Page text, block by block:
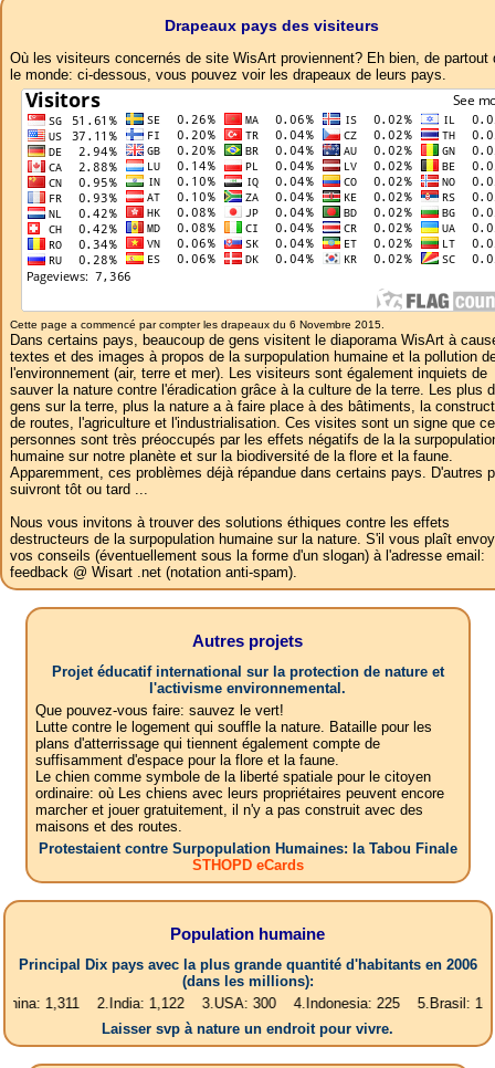
Drapeaux pays des visiteurs
Où les visiteurs concernés de site WisArt proviennent? Eh bien, de partout
le monde: ci-dessous, vous pouvez voir les drapeaux de leurs pays.
Cette page a commencé par compter les drapeaux du 6 Novembre 2015.
Dans certains pays, beaucoup de gens visitent le diaporama WisArt à
textes et des images à propos de la surpopulation humaine et la pollution
l'environnement (air, terre et mer). Les visiteurs sont également inquiets de
sauver la nature contre l'éradication grâce à la culture de la terre. Les plus
gens sur la terre, plus la nature a à faire place à des bâtiments, la
de routes, l'agriculture et l'industrialisation. Ces visites sont un signe que
personnes sont très préoccupés par les effets négatifs de la la
humaine sur notre planète et sur la biodiversité de la flore et la faune.
Apparemment, ces problèmes déjà répandue dans certains pays. D'autres
suivront tôt ou tard ...
Nous vous invitons à trouver des solutions éthiques contre les effets
destructeurs de la surpopulation humaine sur la nature. S'il vous plaît
vos conseils (éventuellement sous la forme d'un slogan) à l'adresse email:
feedback @ Wisart .net (notation anti-spam).
Autres projets
Projet éducatif international sur la protection de nature et
l'activisme environnemental.
Que pouvez-vous faire: sauvez le vert!
Lutte contre le logement qui souffle la nature. Bataille pour les
plans d'atterrissage qui tiennent également compte de
suffisamment d'espace pour la flore et la faune.
Le chien comme symbole de la liberté spatiale pour le citoyen
ordinaire: où Les chiens avec leurs propriétaires peuvent encore
marcher et jouer gratuitement, il n'y a pas construit avec des
maisons et des routes.
Protestaient contre Surpopulation Humaines: la Tabou Finale
STHOPD eCards
Population humaine
Principal Dix pays avec la plus grande quantité d'habitants en 2006
(dans les millions):
2.India: 1,122 3.USA: 300 4.Indonesia: 225 5.Brasil: 187
Laisser svp à nature un endroit pour vivre.